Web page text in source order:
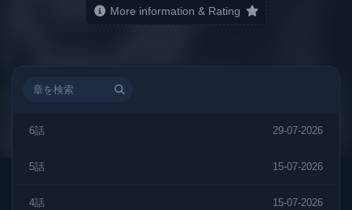
More information & Rating
6話 29-07-2026
5話 15-07-2026
4話 15-07-2026